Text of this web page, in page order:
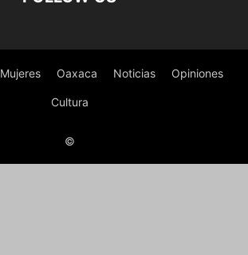
Mujeres Oaxaca Noticias Opiniones
Cultura
©